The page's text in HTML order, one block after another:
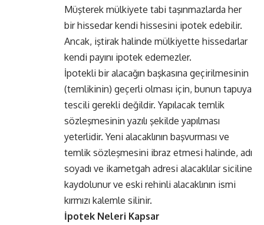
Müşterek mülkiyete tabi taşınmazlarda her
bir hissedar kendi hissesini ipotek edebilir.
Ancak, iştirak halinde mülkiyette hissedarlar
kendi payını ipotek edemezler.
İpotekli bir alacağın başkasına geçirilmesinin
(temlikinin) geçerli olması için, bunun tapuya
tescili gerekli değildir. Yapılacak temlik
sözleşmesinin yazılı şekilde yapılması
yeterlidir. Yeni alacaklının başvurması ve
temlik sözleşmesini ibraz etmesi halinde, adı
soyadı ve ikametgah adresi alacaklılar siciline
kaydolunur ve eski rehinli alacaklının ismi
kırmızı kalemle silinir.
İpotek Neleri Kapsar